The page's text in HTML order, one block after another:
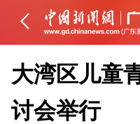
大湾区儿童
讨会举行